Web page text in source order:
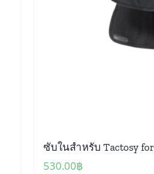
ซับในสำหรับ Tactosy
530.00฿